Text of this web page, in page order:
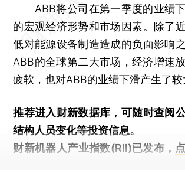
ABB将公司在第一季度的业绩下
的宏观经济形势和市场因素。除了
低对能源设备制造造成的负面影响
ABB的全球第二大市场，经济增速
疲软，也对ABB的业绩下滑产生了较
推荐进入财新数据库 ，可随时查阅
结构人员变化等投资信息。
财新机器人产业指数(RII)已发布，